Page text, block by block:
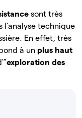
sont très
technique
En effet, très
à un plus haut
exploration des